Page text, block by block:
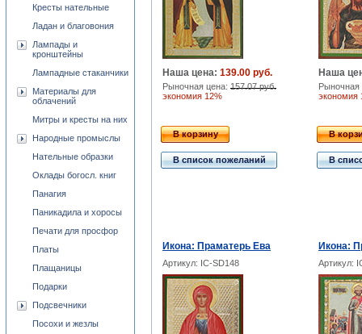
Наша цена: 139.00 руб.
Рыночная цена: 157.07 руб.
экономия 12%
Наша
экономия
В корзину
В список пожеланий
В
В
Икона: Праматерь Ева Икона:
Артикул: IC-SD148 Артикул:
Кресты нательные
Ладан и благовония
Лампады и
кронштейны
Лампадные стаканчики
Материалы для
облачений
Митры и кресты на них
Народные промыслы
Нательные образки
Оклады богосл. книг
Панагия
Паникадила и хоросы
Печати для просфор
Платы
Плащаницы
Подарки
Подсвечники
Посохи и жезлы